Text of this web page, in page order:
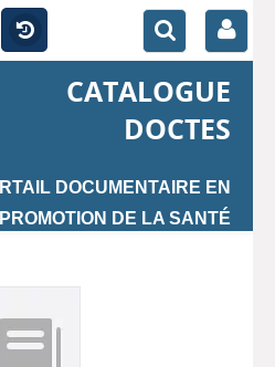
CATALOGUE
DOCTES
DOCUMENTAIRE EN
PROMOTION DE LA SANTÉ